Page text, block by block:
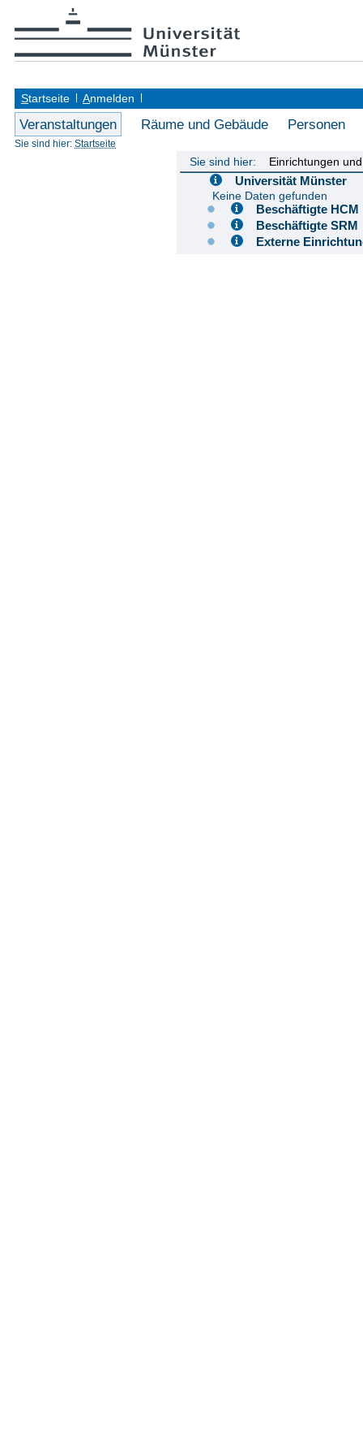
Startseite Anmelden
Veranstaltungen Räume und Gebäude Personen
Sie sind hier: Startseite
Sie sind hier: Einrichtungen
Universität Münster
Keine Daten gefunden
Beschäftigte
Beschäftigte
Externe